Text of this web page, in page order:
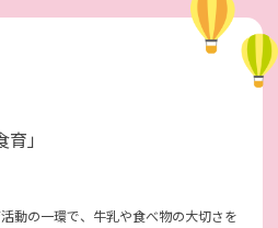
」
動の一環で、牛乳や食べ物の大切さを